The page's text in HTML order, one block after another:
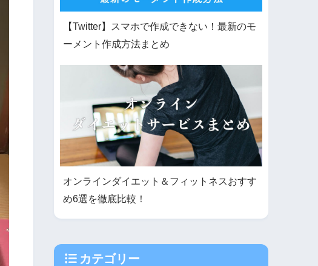
【Twitter】スマホで作成できない！最新のモ
ーメント作成方法まとめ
オンラインダイエット＆フィットネスおすす
め6選を徹底比較！
カテゴリー